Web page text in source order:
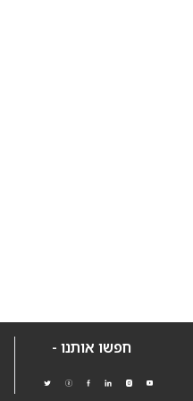
חפשו אותנו -